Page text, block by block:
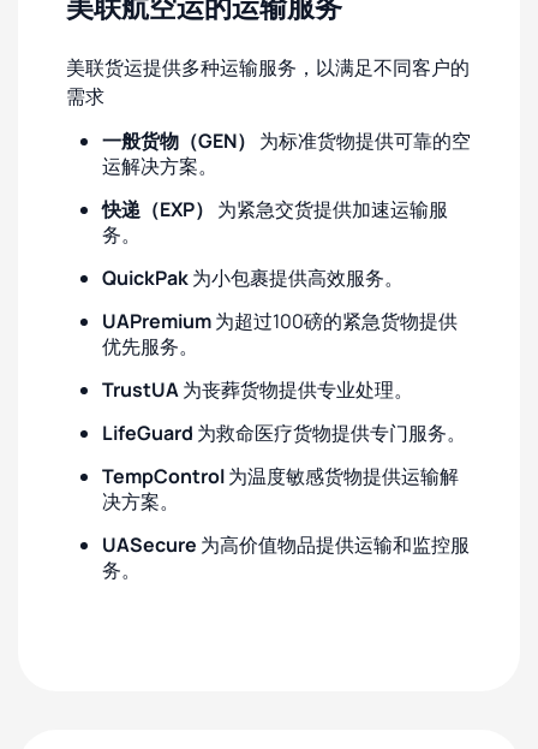
美联货运提供多种运输服务，以满足不同客户的
需求
一般货物（GEN） 为标准货物提供可靠的空
运解决方案。
快递（EXP） 为紧急交货提供加速运输服
务。
QuickPak为小包裹提供高效服务。
UAPremium为超过100磅的紧急货物提供
优先服务。
TrustUA为丧葬货物提供专业处理。
LifeGuard 为救命医疗货物提供专门服务。
TempControl为温度敏感货物提供运输解
决方案。
UASecure 为高价值物品提供运输和监控服
务。